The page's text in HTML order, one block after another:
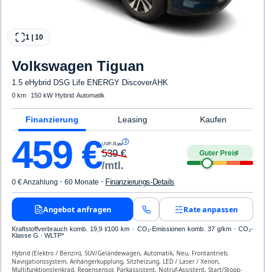
1 10
Volkswagen Tiguan
1.5 eHybrid DSG Life ENERGY DiscoverAHK
0 km· · 150 kW· Hybrid·Automatik
Finanzierung Leasing Kaufen
459 €UVP-Rate 3
539€
/mtl.
Guter Preis4
0 € Anzahlung · 60 Monate · Finanzierungs-Details
Angebot anfragen Rate anpassen
Kraftstoffverbrauch komb. 19,9 l/100 km · CO₂-Emissionen komb. 37 g/km · CO₂-
Klasse G · WLTP*
Hybrid (Elektro / Benzin), SUV/Geländewagen, Automatik, Neu, Frontantrieb,
Navigationssystem, Anhängerkupplung, Sitzheizung, LED / Laser / Xenon,
Multifunktionslenkrad, Regensensor, Parkassistent, Notruf-Assistent, Start/Stopp-